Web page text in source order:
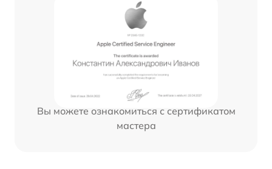
Вы можете ознакомиться с сертификатом
мастера